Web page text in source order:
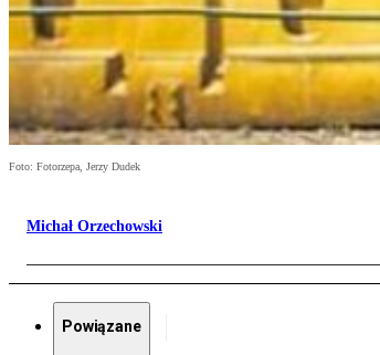
Foto: Fotorzepa, Jerzy Dudek
Michał Orzechowski
Powiązane